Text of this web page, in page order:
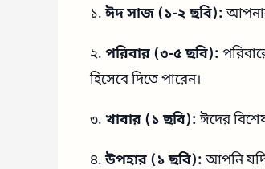
১.ঈদ সাজ (১-২ ছবি):
২. পরিবার (৩-৫ ছবি):
হিসেবে দিতে পারেন।
৩. খাবার (১ ছবি):ঈদের
৪.উপহার (১ ছবি):আপনি যদি